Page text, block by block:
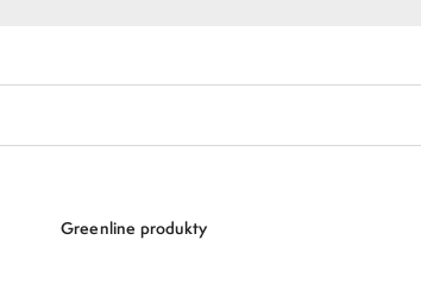
Greenline produkty